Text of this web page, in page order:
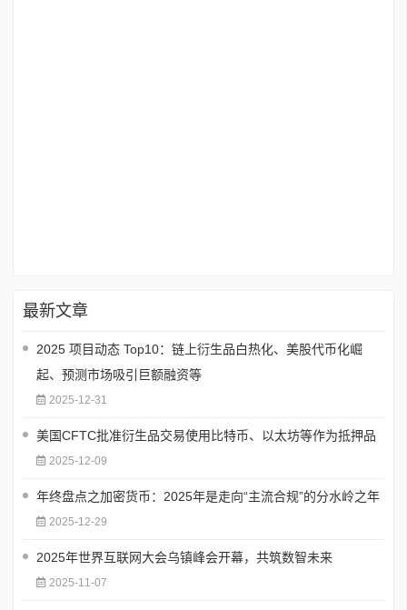
最新文章
2025 项目动态 Top10：链上衍生品白热化、美股代币化崛
起、预测市场吸引巨额融资等
2025-12-31
美国CFTC批准衍生品交易使用比特币、以太坊等作为抵押品
2025-12-09
年终盘点之加密货币：2025年是走向“主流合规”的分水岭之年
2025-12-29
2025年世界互联网大会乌镇峰会开幕，共筑数智未来
2025-11-07